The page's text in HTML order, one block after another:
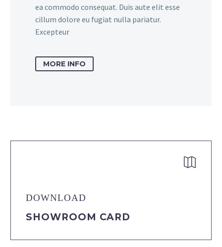
ea commodo consequat. Duis aute elit esse
cillum dolore eu fugiat nulla pariatur.
Excepteur
MORE INFO


DOWNLOAD
SHOWROOM CARD